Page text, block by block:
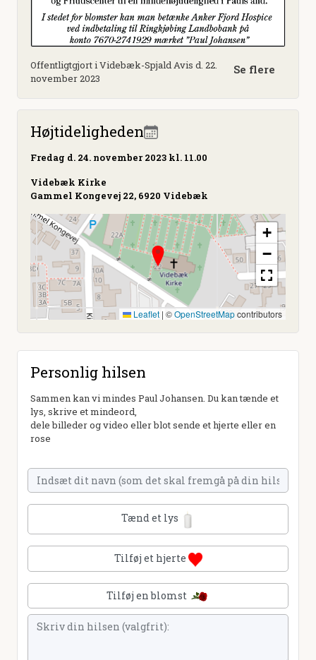
Offentligtgjort i Videbæk-Spjald Avis d. 22.
november 2023
Se flere
Højtideligheden
Fredag d. 24. november 2023 kl. 11.00
Videbæk Kirke
Gammel Kongevej 22, 6920 Videbæk
+
−
Leaflet | ©OpenStreetMapcontributors
Personlig hilsen
Sammen kan vi mindes Paul Johansen. Du kan tænde et
lys, skrive et mindeord,
dele billeder og video eller blot sende et hjerte eller en
rose
Tænd et lys
Tilføj et hjerte
Tilføj en blomst